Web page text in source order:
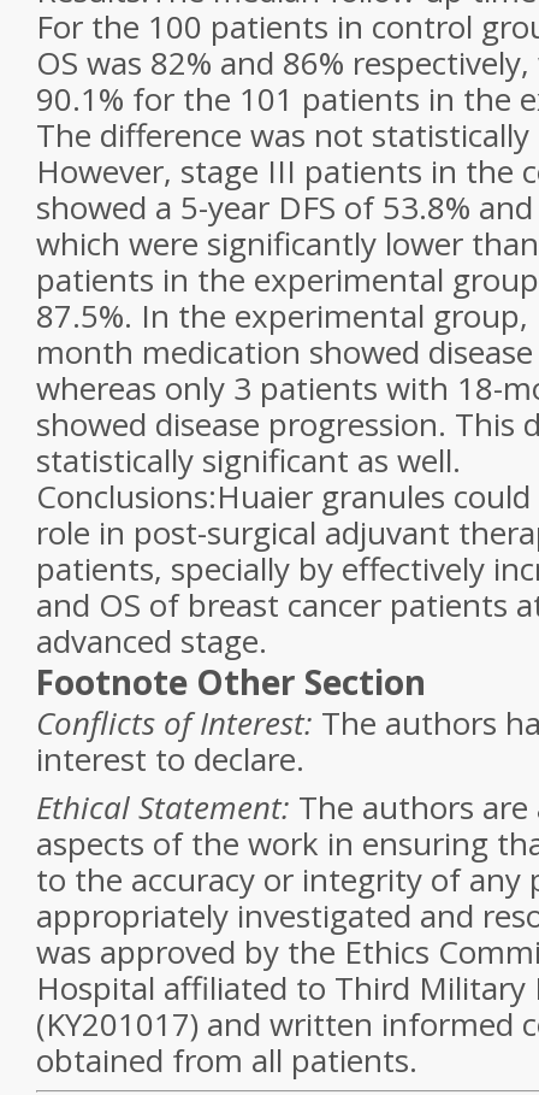
For the 100 patients in control
OS was 82% and 86%
90.1% for the 101 patients in the
The difference was not
However, stage III patients in the
showed a 5-year DFS of 53.8%
which were significantly lower
patients in the experimental
87.5%. In the experimental
month medication showed
whereas only 3 patients with 18-
showed disease progression. This
statistically significant as well.
Conclusions:Huaier granules
role in post-surgical adjuvant
patients, specially by effectively
and OS of breast cancer patients
advanced stage.
Footnote Other Section
Conflicts of Interest: The authors
interest to declare.
Ethical Statement: The authors
aspects of the work in ensuring
to the accuracy or integrity of any
appropriately investigated and
was approved by the Ethics
Hospital affiliated to Third Military
(KY201017) and written informed
obtained from all patients.